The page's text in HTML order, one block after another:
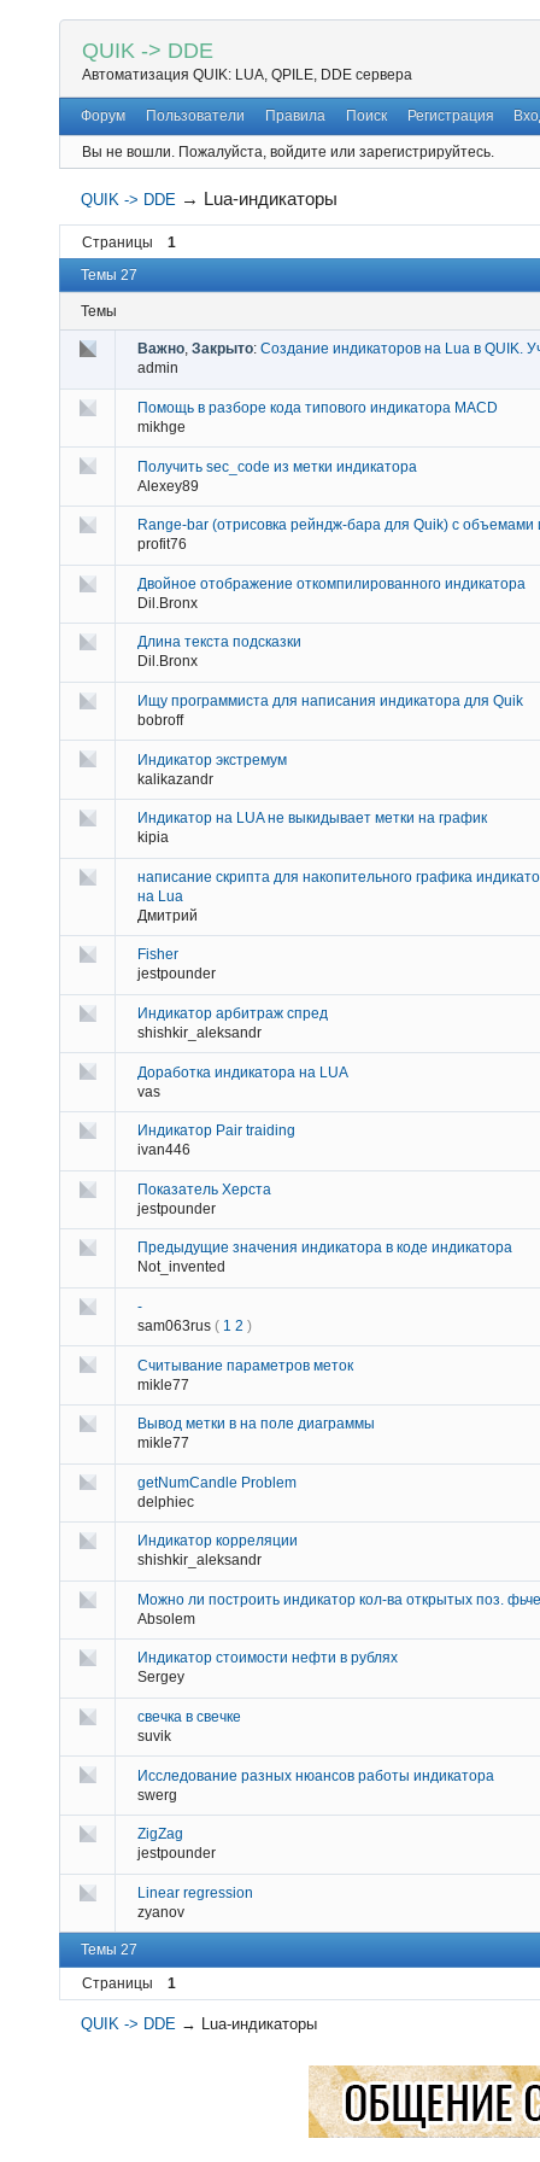
QUIK -> DDE
Автоматизация QUIK: LUA, QPILE, DDE сервера
Форум Пользователи Правила Поиск Регистрация
Вы не вошли. Пожалуйста, войдите или зарегистрируйтесь.
QUIK -> DDE → Lua-индикаторы
Страницы
1
Темы 27
Темы
Важно, Закрыто: Создание индикаторов на Lua в QUIK.
admin
Помощь в разборе кода типового индикатора MACD
mikhge
Получить sec_code из метки индикатора
Alexey89
Range-bar (отрисовка рейндж-бара для Quik) с объемами
profit76
Двойное отображение откомпилированного индикатора
Dil.Bronx
Длина текста подсказки
Dil.Bronx
Ищу программиста для написания индикатора для Quik
bobroff
Индикатор экстремум
kalikazandr
Индикатор на LUA не выкидывает метки на график
kipia
написание скрипта для накопительного графика
на Lua
Дмитрий
Fisher
jestpounder
Индикатор арбитраж спред
shishkir_aleksandr
Доработка индикатора на LUA
vas
Индикатор Pair traiding
ivan446
Показатель Херста
jestpounder
Предыдущие значения индикатора в коде индикатора
Not_invented
-
sam063rus ( 1 2 )
Считывание параметров меток
mikle77
Вывод метки в на поле диаграммы
mikle77
getNumCandle Problem
delphiec
Индикатор корреляции
shishkir_aleksandr
Можно ли построить индикатор кол-ва открытых поз.
Absolem
Индикатор стоимости нефти в рублях
Sergey
свечка в свечке
suvik
Исследование разных нюансов работы индикатора
swerg
ZigZag
jestpounder
Linear regression
zyanov
Темы 27
Страницы
1
QUIK -> DDE → Lua-индикаторы